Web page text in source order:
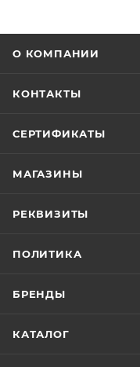
О КОМПАНИИ
КОНТАКТЫ
СЕРТИФИКАТЫ
МАГАЗИНЫ
РЕКВИЗИТЫ
ПОЛИТИКА
БРЕНДЫ
КАТАЛОГ